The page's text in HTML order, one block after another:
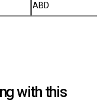
ABD
with this